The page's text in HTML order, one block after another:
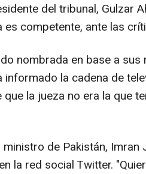
del tribunal, Gulzar
competente, ante las
nombrada en base a sus
la cadena de
la jueza no era la que
de Pakistán, Imran
la red social Twitter.